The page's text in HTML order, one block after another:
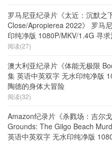
罗马尼亚纪录片《太近：沉默之
Close/Apropierea 2022》 罗马
印纯净版 1080P/MKV/1.4G 寻
阅读(27)
澳大利亚纪录片《体能无极限
集 英语中英双字 无水印纯净版
陶德的身体大冒险
阅读(32)
Amazon纪录片《杀戮场：吉尔
Grounds: The Gilgo Beach
英语中英双字 无水印纯净版